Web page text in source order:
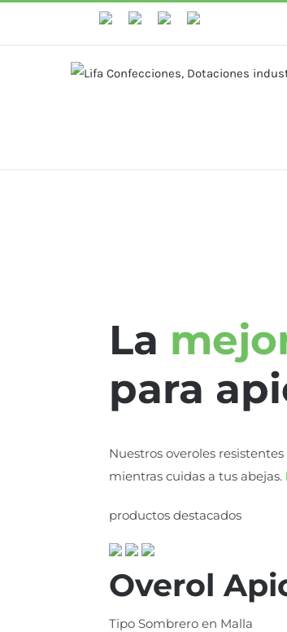
WhastAppFacebookInstagramYouTube
La
para
Nuestros overoles
mientras cuidas a tus abejas.
productos destacados
Overol
Tipo Sombrero en Malla